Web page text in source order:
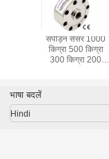
संपीड़न सेंसर 1000
किग्रा 500 किग्रा
300 किग्रा 200
भाषा बदलें
Hindi